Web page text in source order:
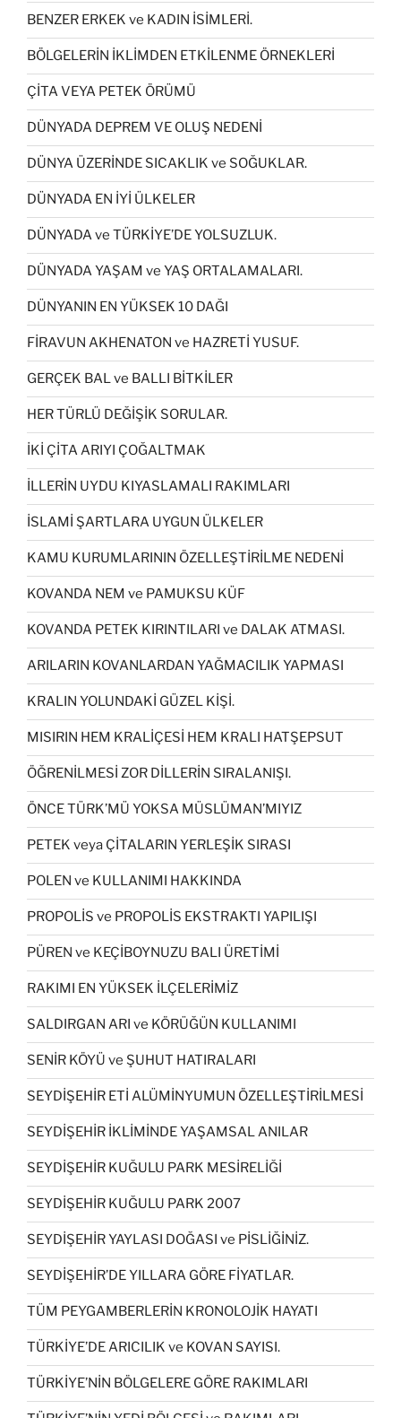
BENZER ERKEK ve KADIN İSİMLERİ.
BÖLGELERİN İKLİMDEN ETKİLENME ÖRNEKLERİ
ÇİTA VEYA PETEK ÖRÜMÜ
DÜNYADA DEPREM VE OLUŞ NEDENİ
DÜNYA ÜZERİNDE SICAKLIK ve SOĞUKLAR.
DÜNYADA EN İYİ ÜLKELER
DÜNYADA ve TÜRKİYE’DE YOLSUZLUK.
DÜNYADA YAŞAM ve YAŞ ORTALAMALARI.
DÜNYANIN EN YÜKSEK 10 DAĞI
FİRAVUN AKHENATON ve HAZRETİ YUSUF.
GERÇEK BAL ve BALLI BİTKİLER
HER TÜRLÜ DEĞİŞİK SORULAR.
İKİ ÇİTA ARIYI ÇOĞALTMAK
İLLERİN UYDU KIYASLAMALI RAKIMLARI
İSLAMİ ŞARTLARA UYGUN ÜLKELER
KAMU KURUMLARININ ÖZELLEŞTİRİLME NEDENİ
KOVANDA NEM ve PAMUKSU KÜF
KOVANDA PETEK KIRINTILARI ve DALAK ATMASI.
ARILARIN KOVANLARDAN YAĞMACILIK YAPMASI
KRALIN YOLUNDAKİ GÜZEL KİŞİ.
MISIRIN HEM KRALİÇESİ HEM KRALI HATŞEPSUT
ÖĞRENİLMESİ ZOR DİLLERİN SIRALANIŞI.
ÖNCE TÜRK’MÜ YOKSA MÜSLÜMAN’MIYIZ
PETEK veya ÇİTALARIN YERLEŞİK SIRASI
POLEN ve KULLANIMI HAKKINDA
PROPOLİS ve PROPOLİS EKSTRAKTI YAPILIŞI
PÜREN ve KEÇİBOYNUZU BALI ÜRETİMİ
RAKIMI EN YÜKSEK İLÇELERİMİZ
SALDIRGAN ARI ve KÖRÜĞÜN KULLANIMI
SENİR KÖYÜ ve ŞUHUT HATIRALARI
SEYDİŞEHİR ETİ ALÜMİNYUMUN ÖZELLEŞTİRİLMESİ
SEYDİŞEHİR İKLİMİNDE YAŞAMSAL ANILAR
SEYDİŞEHİR KUĞULU PARK MESİRELİĞİ
SEYDİŞEHİR KUĞULU PARK 2007
SEYDİŞEHİR YAYLASI DOĞASI ve PİSLİĞİNİZ.
SEYDİŞEHİR’DE YILLARA GÖRE FİYATLAR.
TÜM PEYGAMBERLERİN KRONOLOJİK HAYATI
TÜRKİYE’DE ARICILIK ve KOVAN SAYISI.
TÜRKİYE’NİN BÖLGELERE GÖRE RAKIMLARI